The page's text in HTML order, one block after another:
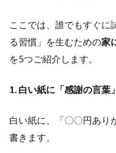
ここでは、誰でもすぐに
る習慣」を生むための家
を5つご紹介します。
1. 白い紙に「感謝の言葉
白い紙に、「〇〇円あり
書きます。